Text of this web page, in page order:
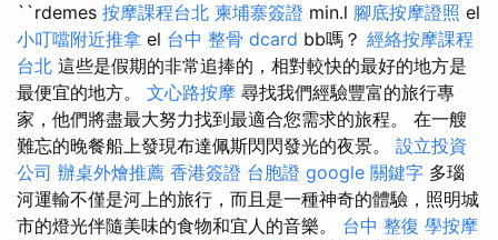
``rdemes 按摩課程台北 柬埔寨簽證 min.l 腳底按摩證照 el
小叮噹附近推拿 el 台中 整骨 dcard bb嗎？ 經絡按摩課程
台北 這些是假期的非常追捧的，相對較快的最好的地方是
最便宜的地方。 文心路按摩 尋找我們經驗豐富的旅行專
家，他們將盡最大努力找到最適合您需求的旅程。 在一艘
難忘的晚餐船上發現布達佩斯閃閃發光的夜景。 設立投資
公司 辦桌外燴推薦 香港簽證 台胞證 google 關鍵字 多瑙
河運輸不僅是河上的旅行，而且是一種神奇的體驗，照明城
市的燈光伴隨美味的食物和宜人的音樂。 台中 整復 學按摩